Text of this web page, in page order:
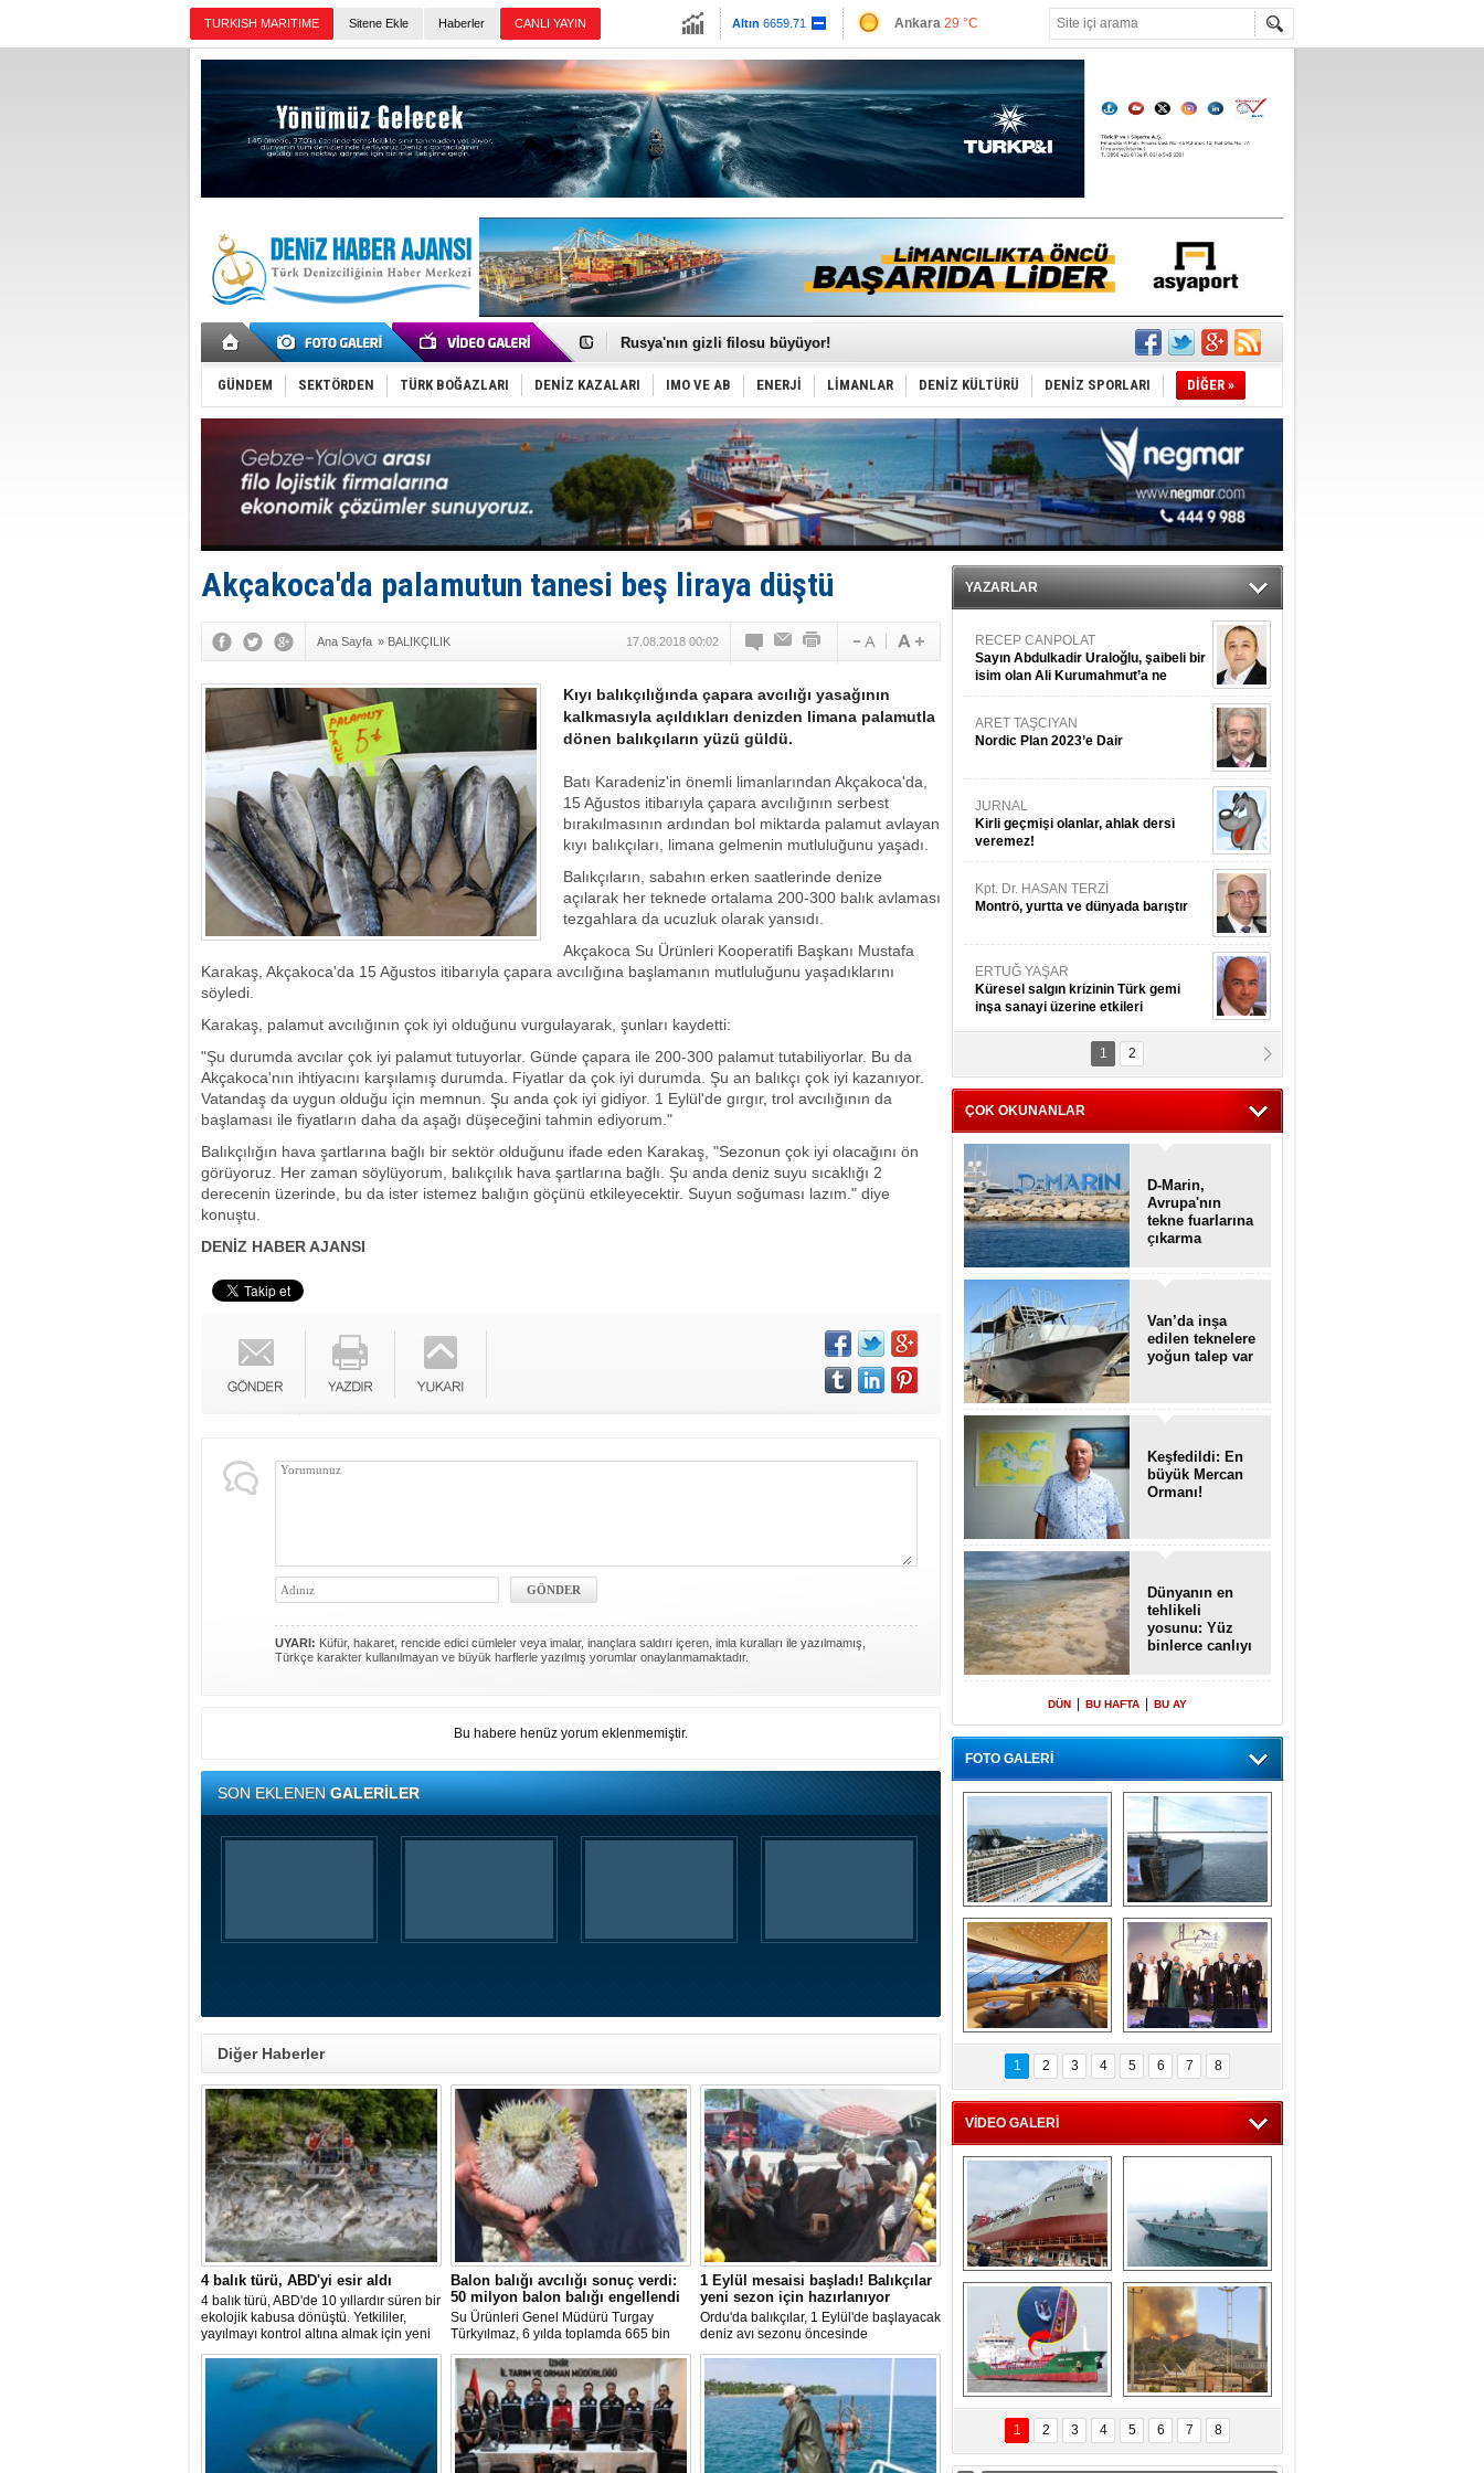
TURKISH MARITIME Sitene Ekle Haberler CANLI YAYIN
Altın 6659.71
Euro55.1258
Ankara 29 °C
Antalya33 °C
Muğla 31 °C
Çanakkale 30 °C
Dünyanın en tehlikeli yosunu: Yüz binlerce canlıyı öldürmüş
Rusya'nın gizli filosu büyüyor!
Keşfedildi: En büyük Mercan Ormanı!
D-Marin, Avrupa'nın tekne fuarlarına çıkarma yapacak
Van’da inşa edilen teknelere yoğun talep var
ASEAN ilk P&I Sigorta Kulübünü kurmaya hazırlanıyor
TAYK - Eker Olympos Regatta'da ilk start!
İstanbul ve Çanakkale: 6 ayda 40.000 gemi
TEKNOFEST ‘Mavi Vatan’ ziyaretçi kayıtları başladı!
Tersane işçilerinin direnişi, kazanımla sonuçlandı
İngiliz aktivistler, gemide mahsur kaldı!
FESCO, Karadeniz'de yeni sevkiyat taleplerini durdurdu
GİMBİRDER gemi inşa yan sanayinin sorunlarını tartıştı
GÜNDEM SEKTÖRDEN TÜRK BOĞAZLARI DENİZ KAZALARI IMO VE AB ENERJİ LİMANLAR DENİZ KÜLTÜRÜ DENİZ SPORLARI DİĞER »
Akçakoca'da palamutun tanesi beş liraya düştü
Ana Sayfa » BALIKÇILIK 17.08.2018 00:02
Kıyı balıkçılığında çapara avcılığı yasağının
kalkmasıyla açıldıkları denizden limana palamutla
dönen balıkçıların yüzü güldü.
Batı Karadeniz'in önemli limanlarından Akçakoca'da,
15 Ağustos itibarıyla çapara avcılığının serbest
bırakılmasının ardından bol miktarda palamut avlayan
kıyı balıkçıları, limana gelmenin mutluluğunu yaşadı.
Balıkçıların, sabahın erken saatlerinde denize
açılarak her teknede ortalama 200-300 balık avlaması
tezgahlara da ucuzluk olarak yansıdı.
Akçakoca Su Ürünleri Kooperatifi Başkanı Mustafa
Karakaş, Akçakoca'da 15 Ağustos itibarıyla çapara avcılığına başlamanın mutluluğunu yaşadıklarını
söyledi.
Karakaş, palamut avcılığının çok iyi olduğunu vurgulayarak, şunları kaydetti:
"Şu durumda avcılar çok iyi palamut tutuyorlar. Günde çapara ile 200-300 palamut tutabiliyorlar. Bu da
Akçakoca'nın ihtiyacını karşılamış durumda. Fiyatlar da çok iyi durumda. Şu an balıkçı çok iyi kazanıyor.
Vatandaş da uygun olduğu için memnun. Şu anda çok iyi gidiyor. 1 Eylül'de gırgır, trol avcılığının da
başlaması ile fiyatların daha da aşağı düşeceğini tahmin ediyorum."
Balıkçılığın hava şartlarına bağlı bir sektör olduğunu ifade eden Karakaş, "Sezonun çok iyi olacağını ön
görüyoruz. Her zaman söylüyorum, balıkçılık hava şartlarına bağlı. Şu anda deniz suyu sıcaklığı 2
derecenin üzerinde, bu da ister istemez balığın göçünü etkileyecektir. Suyun soğuması lazım." diye
konuştu.
DENİZ HABER AJANSI
UYARI: Küfür, hakaret, rencide edici cümleler veya imalar, inançlara saldırı içeren, imla kuralları ile yazılmamış,
Türkçe karakter kullanılmayan ve büyük harflerle yazılmış yorumlar onaylanmamaktadır.
Bu habere henüz yorum eklenmemiştir.
SON EKLENENGALERİLER
Diğer Haberler
4 balık türü, ABD'yi esir aldı
4 balık türü, ABD'de 10 yıllardır süren bir
ekolojik kabusa dönüştü. Yetkililer,
yayılmayı kontrol altına almak için yeni
projeler geliştirirken, uzmanlar
tamamen yok edilmenin imkansız
olduğunu belirtiyor.
Balon balığı avcılığı sonuç verdi:
50 milyon balon balığı engellendi
Su Ürünleri Genel Müdürü Turgay
Türkyılmaz, 6 yılda toplamda 665 bin
balon balığının ekosistemden
uzaklaştırıldığını belirterek, "Balon balığı
avcılığı sayesinde, yaklaşık 50 milyon
yeni balon balığının ekosisteme
katılması önlendi." dedi.
1 Eylül mesaisi başladı! Balıkçılar
yeni sezon için hazırlanıyor
Ordu'da balıkçılar, 1 Eylül'de başlayacak
deniz avı sezonu öncesinde
hazırlıklarını hızlandırdı. Av yasağı
ağlardan teknelere kadar tüm
ekipmanlarını elden geçirerek yeni
sezona hazırlanıyor.
YAZARLAR
RECEP CANPOLAT
Sayın Abdulkadir Uraloğlu, şaibeli bir
isim olan Ali Kurumahmut’a ne
danışıyorsunuz?
ARET TAŞCIYAN
Nordic Plan 2023’e Dair
JURNAL
Kirli geçmişi olanlar, ahlak dersi
veremez!
Kpt. Dr. HASAN TERZİ
Montrö, yurtta ve dünyada barıştır
ERTUĞ YAŞAR
Küresel salgın krizinin Türk gemi
inşa sanayi üzerine etkileri
Kpt. MESUT AZMİ GÖKSOY
ithafen...
1 2
ÇOK OKUNANLAR
D-Marin,
Avrupa'nın
tekne fuarlarına
çıkarma
Van’da inşa
edilen teknelere
yoğun talep var
Keşfedildi: En
büyük Mercan
Ormanı!
Dünyanın en
tehlikeli
yosunu: Yüz
binlerce canlıyı
DÜN BU HAFTA BU AY
FOTO GALERİ
“Gemi içinde gemi”
konsepti ile MSC
Splendida
Dünyada tek!
Denizaltı yüzer
havuzu intikal
seyrine başladı
MSC'den 55 milyon
euroluk turizm geliri
müjdesi
5. Bosphorus Ship
Brokers Dinner,
İstanbul’da yapıldı
1 2 3 4 5 6 7 8
VİDEO GALERİ
Çeksan Tersanesi,
Başaran Bayrak
tankerini suya
indirdi
TCG Anadolu,
tersane teknik
seyrini tamamladı
Göçmenlerin
imdadına Türk
sahipli MINA DENIZ
yetişti
Milas’taki yangın
yeniden termik
santrallere doğru
ilerliyor
1 2 3 4 5 6 7 8